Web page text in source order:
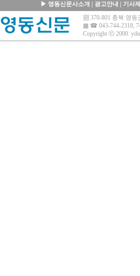
▶ 영동신문사소개 광고안내
기사
▦ 370-801 충북 영
▩ ☎ 043-744-2318,
Copyright ⓒ 2000.